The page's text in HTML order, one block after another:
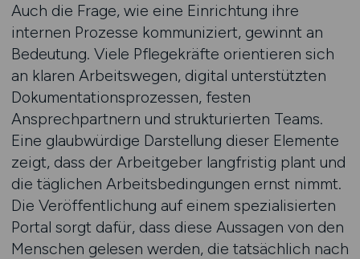
Auch die Frage, wie eine Einrichtung ihre
internen Prozesse kommuniziert, gewinnt an
Bedeutung. Viele Pflegekräfte orientieren sich
an klaren Arbeitswegen, digital unterstützten
Dokumentationsprozessen, festen
Ansprechpartnern und strukturierten Teams.
Eine glaubwürdige Darstellung dieser Elemente
zeigt, dass der Arbeitgeber langfristig plant und
die täglichen Arbeitsbedingungen ernst nimmt.
Die Veröffentlichung auf einem spezialisierten
Portal sorgt dafür, dass diese Aussagen von den
Menschen gelesen werden, die tatsächlich nach